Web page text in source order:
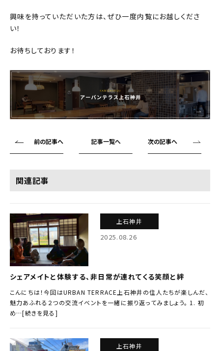
興味を持っていただいた方は、ぜひ一度内覧にお越しくださ
い！
お待ちしております！
前の記事へ 記事一覧へ 次の記事へ
関連記事
上石神井
2025.08.26
シェアメイトと体験する、非日常が連れてくる笑顔と絆
こんにちは！今回はURBAN TERRACE上石神井の住人たちが楽しんだ、
魅力あふれる２つの交流イベントを一緒に振り返ってみましょう。 1. 初
め…[続きを見る]
上石神井